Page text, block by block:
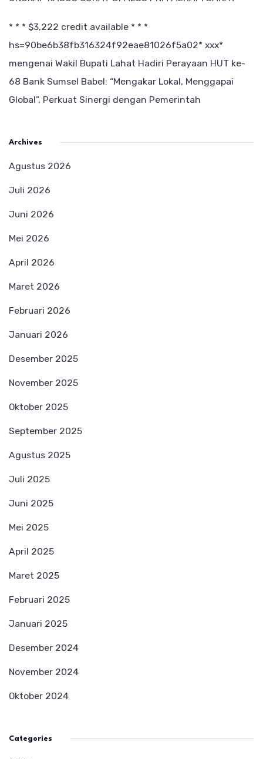
* * * $3,222 credit available * * *
hs=90be6b38fb316324f92eae81026f5a02* ххх*
mengenai Wakil Bupati Lahat Hadiri Perayaan HUT ke-
68 Bank Sumsel Babel: “Mengakar Lokal, Menggapai
Global”, Perkuat Sinergi dengan Pemerintah
Archives
Agustus 2026
Juli 2026
Juni 2026
Mei 2026
April 2026
Maret 2026
Februari 2026
Januari 2026
Desember 2025
November 2025
Oktober 2025
September 2025
Agustus 2025
Juli 2025
Juni 2025
Mei 2025
April 2025
Maret 2025
Februari 2025
Januari 2025
Desember 2024
November 2024
Oktober 2024
Categories